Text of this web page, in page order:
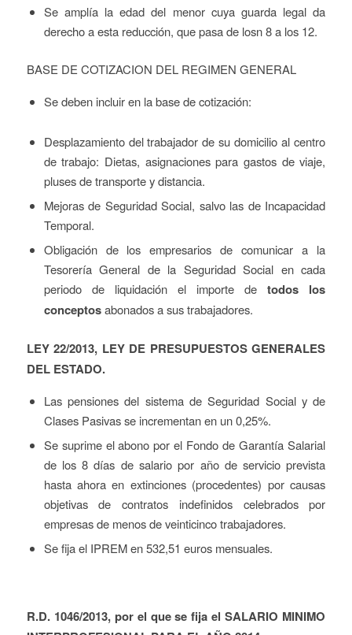
Se amplía la edad del menor cuya guarda legal da
derecho a esta reducción, que pasa de losn 8 a los 12.
BASE DE COTIZACION DEL REGIMEN GENERAL
Se deben incluir en la base de cotización:
Desplazamiento del trabajador de su domicilio al centro
de trabajo: Dietas, asignaciones para gastos de viaje,
pluses de transporte y distancia.
Mejoras de Seguridad Social, salvo las de Incapacidad
Temporal.
Obligación de los empresarios de comunicar a la
Tesorería General de la Seguridad Social en cada
periodo de liquidación el importe detodos los
conceptosabonados a sus trabajadores.
LEY 22/2013, LEY DE PRESUPUESTOS GENERALES
DEL ESTADO.
Las pensiones del sistema de Seguridad Social y de
Clases Pasivas se incrementan en un 0,25%.
Se suprime el abono por el Fondo de Garantía Salarial
de los 8 días de salario por año de servicio prevista
hasta ahora en extinciones (procedentes) por causas
objetivas de contratos indefinidos celebrados por
empresas de menos de veinticinco trabajadores.
Se fija el IPREM en 532,51 euros mensuales.
R.D. 1046/2013, por el que se fija el SALARIO MINIMO